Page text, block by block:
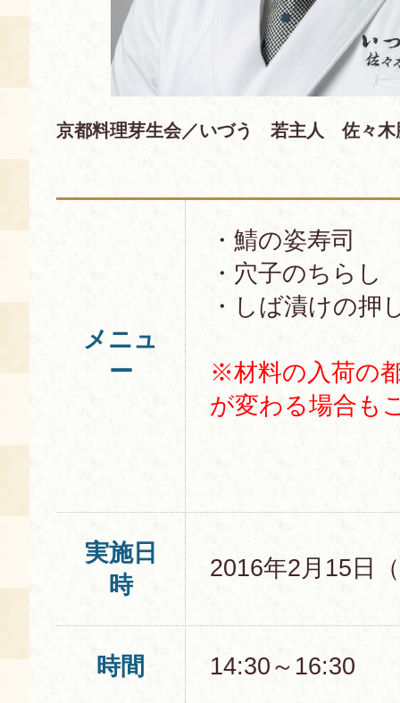
京都料理芽生会／いづう 若主人 佐々
メニュ
ー
・鯖の姿寿司
・穴子のちらし
・しば漬けの押
※材料の入荷の
が変わる場合も
実施日
時
2016年2月15日
時間 14:30～16:30